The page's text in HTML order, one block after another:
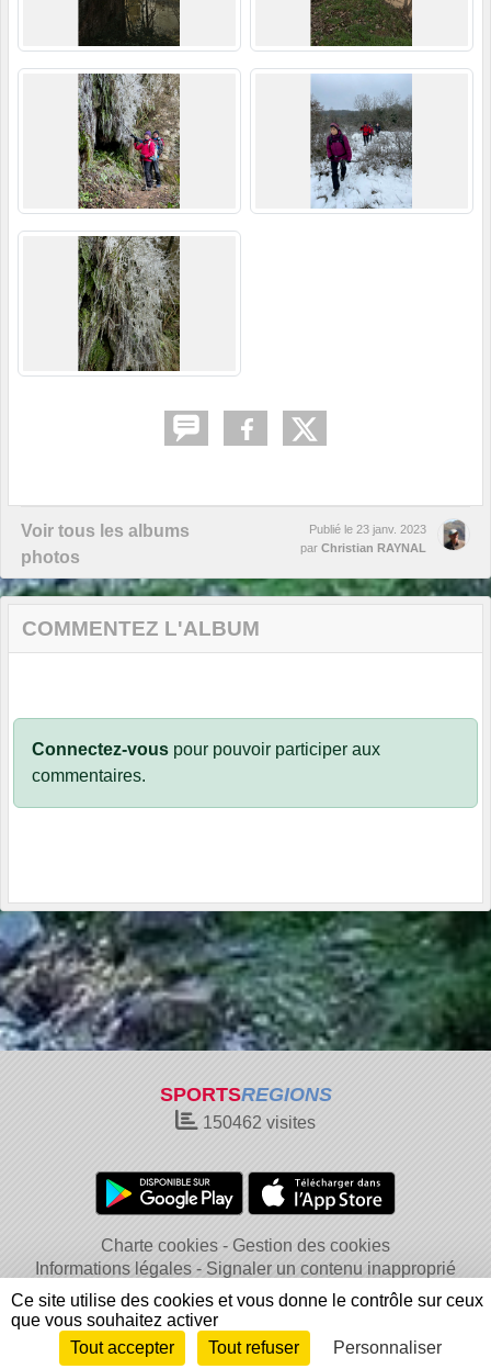
Voir tous les albums
photos
Publié le 23 janv. 2023
par Christian RAYNAL
COMMENTEZ L'ALBUM
Connectez-vous pour pouvoir participer aux
commentaires.
SPORTSREGIONS
150462 visites
Charte cookies
Gestion des cookies
Informations légales
Signaler un contenu inapproprié
Envie de participer ? Connexion
Ce site utilise des cookies et vous donne le contrôle sur ceux
que vous souhaitez activer
Tout accepter
Tout refuser Personnaliser